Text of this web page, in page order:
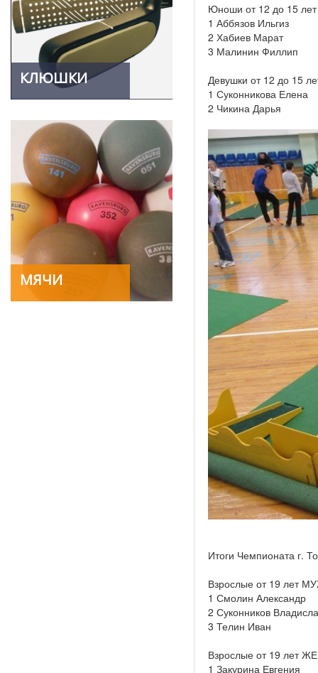
КЛЮШКИ
МЯЧИ
Юноши от 12 до 15 лет
1 Аббязов Ильгиз
2 Хабиев Марат
3 Малинин Филлип
Девушки от 12 до 15
1 Суконникова Елена
2 Чикина Дарья
Итоги Чемпионата г.
Взрослые от 19 лет
1 Смолин Александр
2 Суконников
3 Телин Иван
Взрослые от 19 лет
1 Закурина Евгения